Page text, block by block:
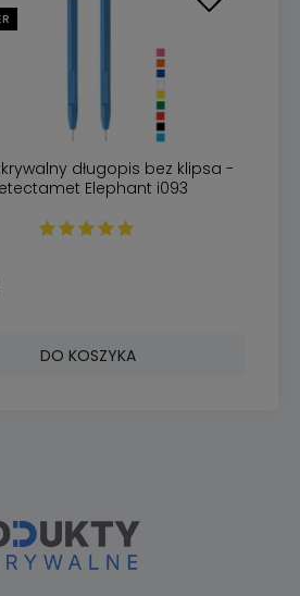
długopis bez klipsa -
Elephant i093
DO KOSZYKA